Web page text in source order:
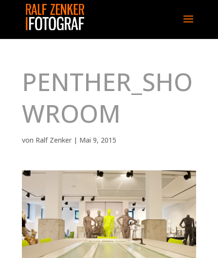
PENTHER_SHO
WROOM
von Ralf Zenker| Mai 9, 2015